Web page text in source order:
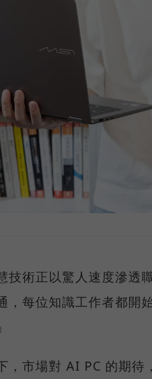
技術正以驚人速度滲透
，每位知識工作者都開
，市場對 AI PC 的期